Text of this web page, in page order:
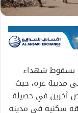
بسقوط شهداء
مدينة غزة، حيث
وطفل، وأصيب 4 أشخاص آخرين في حصيلة
سكنية في مدينة